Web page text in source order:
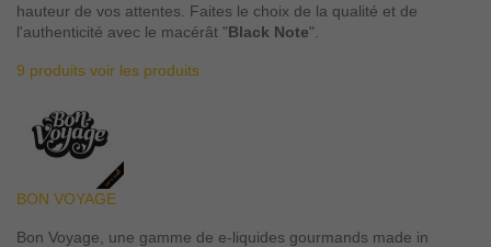
hauteur de vos attentes. Faites le choix de la qualité et de
l'authenticité avec le macérât "Black Note".
9 produits voir les produits
BON VOYAGE
Bon Voyage, une gamme de e-liquides gourmands made in